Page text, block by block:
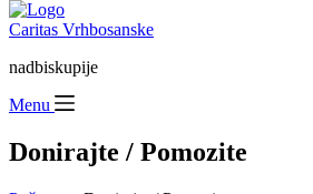
Caritas Vrhbosanske
nadbiskupije
Menu
Donirajte / Pomozite